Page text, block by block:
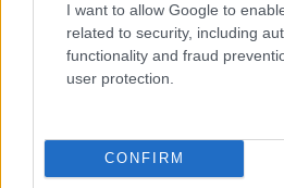
I want to allow Google to
related to security, including
functionality and fraud
user protection.
CONFIRM